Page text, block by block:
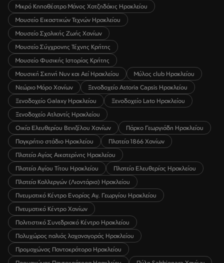
Μικρό Κηποθέατρο Μάνος Χατζηδάκις Ηρακλείου
Μουσείο Εικαστικών Τεχνών Ηρακλείου
Μουσείο Σχολικής Ζωής Χανίων
Μουσείο Σύγχρονης Τέχνης Κρήτης
Μουσείο Φυσικής Ιστορίας Κρήτης
Μουσική Σκηνή Νυν και Αεί Ηρακλείου
Μύλος club Ηρακλείου
Νεώριο Μόρο Χανίων
Ξενοδοχείο Astoria Capsis Ηρακλείου
Ξενοδοχείο Galaxy Ηρακλείου
Ξενοδοχείο Lato Ηρακλείου
Ξενοδοχείο Ατλαντίς Ηρακλείου
Οικία Ελευθερίου Βενιζέλου Χανίων
Πάρκο Γεωργιάδη Ηρακλείου
Παγκρήτιο στάδιο Ηρακλείου
Πλατεία 1866 Χανίων
Πλατεία Αγίας Αικατερίνης Ηρακλείου
Πλατεία Αγίου Τίτου Ηρακλείου
Πλατεία Ελευθερίας Ηρακλείου
Πλατεία Καλλεργών (Λιοντάρια) Ηρακλείου
Πνευματικό Κέντρο Ενορίας Αγ. Γεωργίου Ηρακλείου
Πνευματικό Κέντρο Χανίων
Πολιτιστικό Συνεδριακό Κέντρο Ηρακλείου
Πολυχώρος παλιάς λαχαναγοράς Ηρακλείου
Προμαχώνας Παντοκράτορα Ηρακλείου